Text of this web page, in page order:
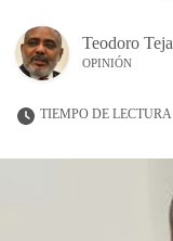
Teodoro
OPINIÓN
TIEMPO DE